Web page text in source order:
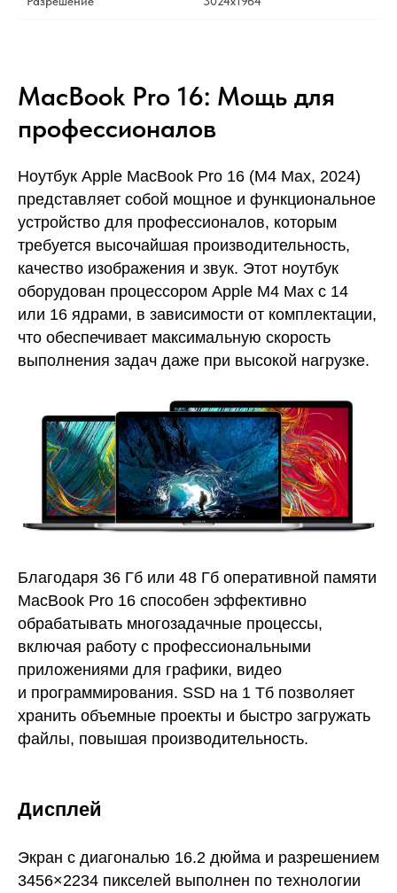
MacBook Pro 16: Мощь для
профессионалов
Ноутбук Apple MacBook Pro 16 (M4 Max, 2024)
представляет собой мощное и функциональное
устройство для профессионалов, которым
требуется высочайшая производительность,
качество изображения и звук. Этот ноутбук
оборудован процессором Apple M4 Max с 14
или 16 ядрами, в зависимости от комплектации,
что обеспечивает максимальную скорость
выполнения задач даже при высокой нагрузке.
Благодаря 36 Гб или 48 Гб оперативной памяти
MacBook Pro 16 способен эффективно
обрабатывать многозадачные процессы,
включая работу с профессиональными
приложениями для графики, видео
и программирования. SSD на 1 Тб позволяет
хранить объемные проекты и быстро загружать
файлы, повышая производительность.
Дисплей
Экран с диагональю 16.2 дюйма и разрешением
3456×2234 пикселей выполнен по технологии